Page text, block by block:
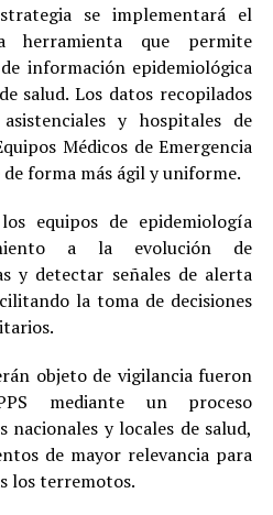
se implementará el
herramienta que permite
información epidemiológica
salud. Los datos recopilados
y hospitales de
Médicos de Emergencia
forma más ágil y uniforme.
equipos de epidemiología
a la evolución de
y detectar señales de alerta
la toma de decisiones
objeto de vigilancia fueron
mediante un proceso
y locales de salud,
de mayor relevancia para
los terremotos.